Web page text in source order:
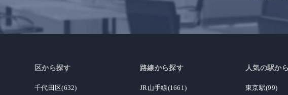
区から探す
千代田区(632)
路線から探す
JR山手線(1661)
人気の駅か
東京駅(99)